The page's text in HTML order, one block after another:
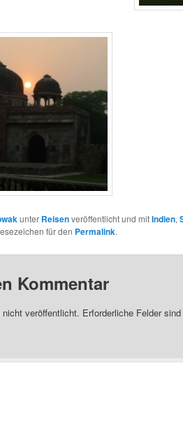
unter Reisenveröffentlicht und mitIndien,
für den Permalink.
Kommentar
veröffentlicht. Erforderliche Felder